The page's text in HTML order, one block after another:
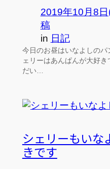
2019年10月8
稿
in 日記
今日のお昼はいなよしの
ェリーはあんぱんが大好
だい…
シェリーもいな
きです